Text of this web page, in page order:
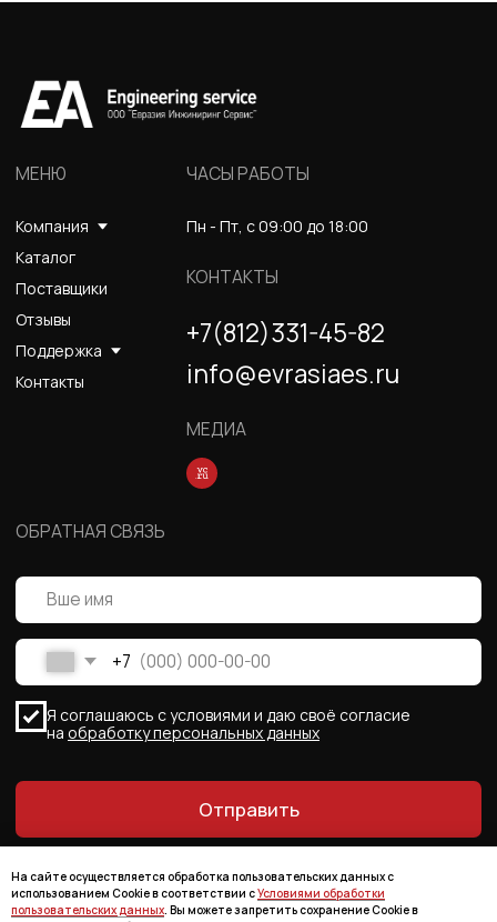
На сайте осуществляется обработка пользовательских данных с
использованием Cookie в соответствии сУсловиями обработки
пользовательских данных. Вы можете запретить сохранение Cookie в